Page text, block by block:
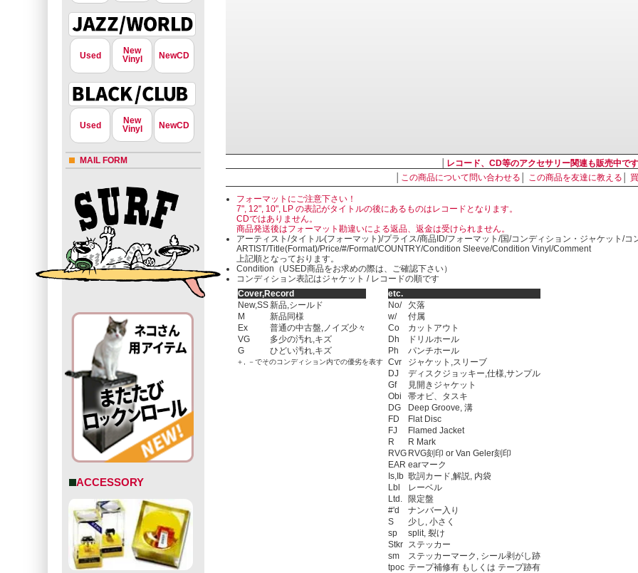
Used
New
Vinyl
NewCD
Used
New
Vinyl
NewCD
MAIL FORM
ACCESSORY
レコード、CD等のアクセサリー関連も販売中です
この商品について問い合わせる この商品を友達に教える
フォーマットにご注意下さい！
7", 12", 10", LP の表記がタイトルの後にあるものはレコードとなります。
CDではありません。
商品発送後はフォーマット勘違いによる返品、返金は受けられません。
アーティスト/タイトル(フォーマット)/プライス/商品ID/フォーマット/国/コンディション・ジャケット/コ
ARTIST/Title(Format)/Price/#/Format/COUNTRY/Condition Sleeve/Condition Vinyl/Comment
上記順となっております。
Condition（USED商品をお求めの際は、ご確認下さい）
コンディション表記はジャケット / レコードの順です
Cover,Record
New,SS新品,シールド
M
新品同様
Ex
普通の中古盤,ノイズ少々
VG
多少の汚れ,キズ
G
ひどい汚れ,キズ
＋, －でそのコンディション内での優劣を表す
etc.
No/
欠落
w/
付属
Co
カットアウト
Dh
ドリルホール
Ph
パンチホール
Cvr
ジャケット,スリーブ
DJ
ディスクジョッキー,仕様,サンプル
Gf
見開きジャケット
Obi
帯オビ、タスキ
DG
Deep Groove, 溝
FD
Flat Disc
FJ
Flamed Jacket
R
R Mark
RVG RVG刻印 or Van Geler刻印
EAR earマーク
Is,Ib 歌詞カード,解説, 内袋
Lbl
レーベル
Ltd.
限定盤
#'d
ナンバー入り
S
少し, 小さく
sp
split, 裂け
Stkr ステッカー
sm
ステッカーマーク, シール剥がし跡
tpoc テープ補修有 もしくは テープ跡有